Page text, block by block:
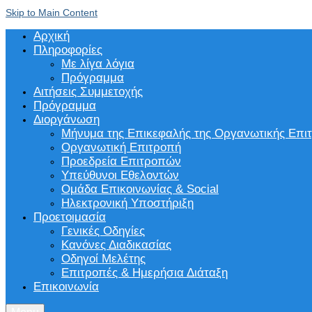
Skip to Main Content
Αρχική
Πληροφορίες
Με λίγα λόγια
Πρόγραμμα
Αιτήσεις Συμμετοχής
Πρόγραμμα
Διοργάνωση
Μήνυμα της Επικεφαλής της Οργανωτικής
Οργανωτική Επιτροπή
Προεδρεία Επιτροπών
Υπεύθυνοι Εθελοντών
Ομάδα Επικοινωνίας & Social
Ηλεκτρονική Υποστήριξη
Προετοιμασία
Γενικές Οδηγίες
Κανόνες Διαδικασίας
Οδηγοί Μελέτης
Επιτροπές & Ημερήσια Διάταξη
Επικοινωνία